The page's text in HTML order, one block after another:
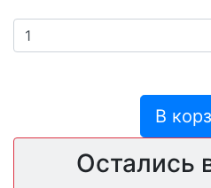
В
Остались